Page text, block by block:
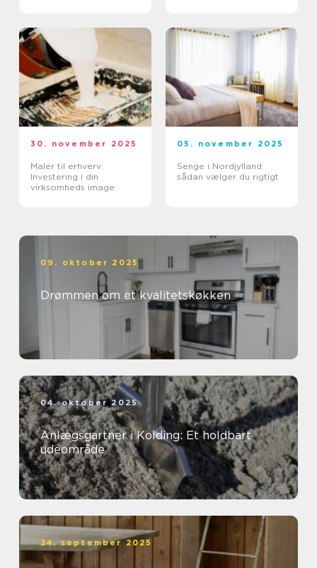
30. november 2025
Maler til erhverv:
Investering i din
virksomheds image
05. november 2025
Senge i Nordjylland:
sådan vælger du rigtigt
09. oktober 2025
Drømmen om et kvalitetskøkken
04. oktober 2025
Anlægsgartner i Kolding: Et holdbart
udeområde
24. september 2025